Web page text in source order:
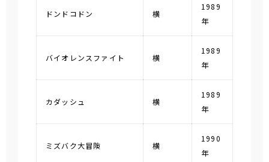
ドンドコドン 横
1989
年
バイオレンスファイト 横
1989
年
カダッシュ 横
1989
年
ミズバク大冒険 横
1990
年